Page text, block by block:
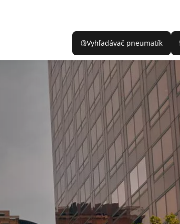
Vyhľadávač pneumatík